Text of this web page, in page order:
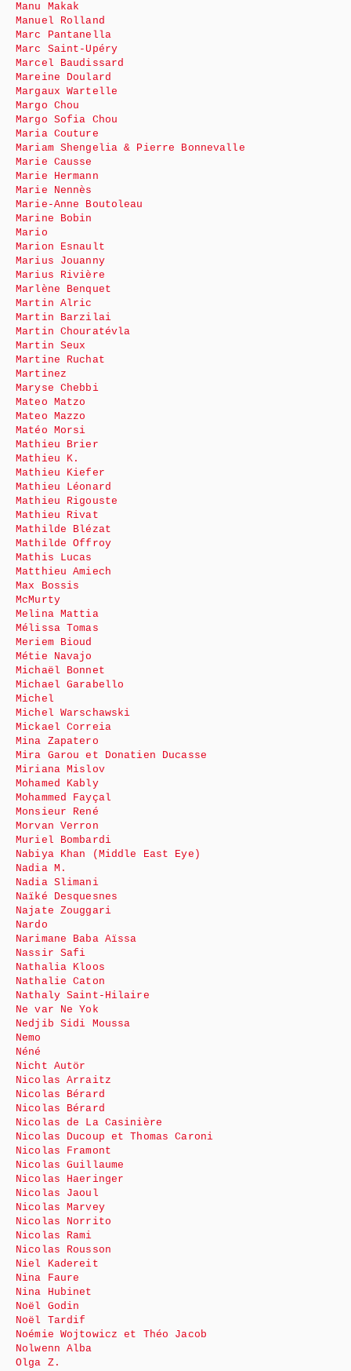
Manu Makak
Manuel Rolland
Marc Pantanella
Marc Saint-Upéry
Marcel Baudissard
Mareine Doulard
Margaux Wartelle
Margo Chou
Margo Sofia Chou
Maria Couture
Mariam Shengelia & Pierre Bonnevalle
Marie Causse
Marie Hermann
Marie Nennès
Marie-Anne Boutoleau
Marine Bobin
Mario
Marion Esnault
Marius Jouanny
Marius Rivière
Marlène Benquet
Martin Alric
Martin Barzilai
Martin Chouratévla
Martin Seux
Martine Ruchat
Martinez
Maryse Chebbi
Mateo Matzo
Mateo Mazzo
Matéo Morsi
Mathieu Brier
Mathieu K.
Mathieu Kiefer
Mathieu Léonard
Mathieu Rigouste
Mathieu Rivat
Mathilde Blézat
Mathilde Offroy
Mathis Lucas
Matthieu Amiech
Max Bossis
McMurty
Melina Mattia
Mélissa Tomas
Meriem Bioud
Métie Navajo
Michaël Bonnet
Michael Garabello
Michel
Michel Warschawski
Mickael Correia
Mina Zapatero
Mira Garou et Donatien Ducasse
Miriana Mislov
Mohamed Kably
Mohammed Fayçal
Monsieur René
Morvan Verron
Muriel Bombardi
Nabiya Khan (Middle East Eye)
Nadia M.
Nadia Slimani
Naïké Desquesnes
Najate Zouggari
Nardo
Narimane Baba Aïssa
Nassir Safi
Nathalia Kloos
Nathalie Caton
Nathaly Saint-Hilaire
Ne var Ne Yok
Nedjib Sidi Moussa
Nemo
Néné
Nicht Autör
Nicolas Arraitz
Nicolas Bérard
Nicolas Bérard
Nicolas de La Casinière
Nicolas Ducoup et Thomas Caroni
Nicolas Framont
Nicolas Guillaume
Nicolas Haeringer
Nicolas Jaoul
Nicolas Marvey
Nicolas Norrito
Nicolas Rami
Nicolas Rousson
Niel Kadereit
Nina Faure
Nina Hubinet
Noël Godin
Noël Tardif
Noémie Wojtowicz et Théo Jacob
Nolwenn Alba
Olga Z.